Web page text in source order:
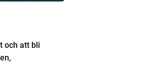
och att bli